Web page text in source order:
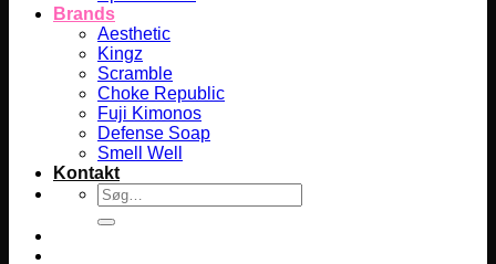
Brands
Aesthetic
Kingz
Scramble
Choke Republic
Fuji Kimonos
Defense Soap
Smell Well
Kontakt
Søg
efter: